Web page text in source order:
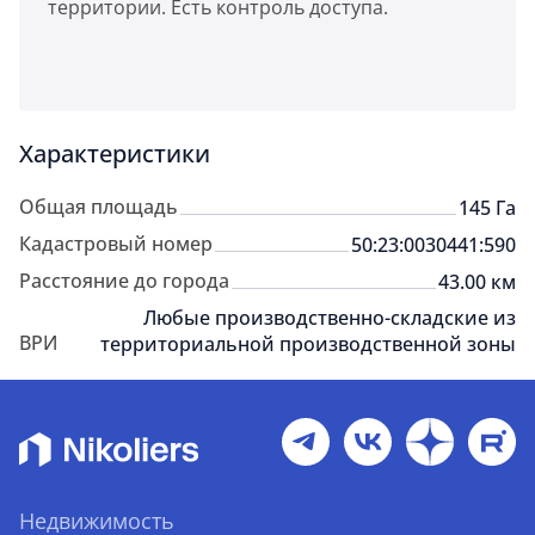
территории. Есть контроль доступа.
Характеристики
Общая площадь
145 Га
Кадастровый номер
50:23:0030441:590
Расстояние до города
43.00 км
ВРИ
Любые производственно-складские из
территориальной производственной зоны
Недвижимость